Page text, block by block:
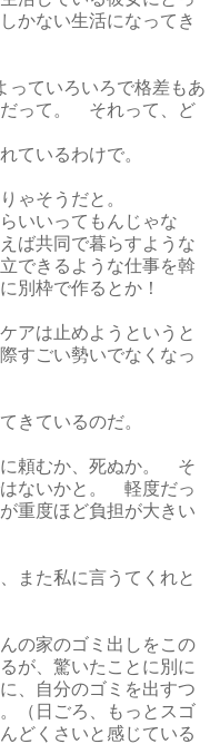
かない生活になってき
っていろいろで格差もあ
だって。 それって、ど
ているわけで。
ゃそうだと。
いいってもんじゃな
ば共同で暮らすような
できるような仕事を斡
別枠で作るとか！
アは止めようというと
すごい勢いでなくなっ
きているのだ。
に頼むか、死ぬか。 そ
はないかと。 軽度だっ
重度ほど負担が大きい
また私に言うてくれと
の家のゴミ出しをこの
が、驚いたことに別に
、自分のゴミを出すつ
（日ごろ、もっとスゴ
どくさいと感じている